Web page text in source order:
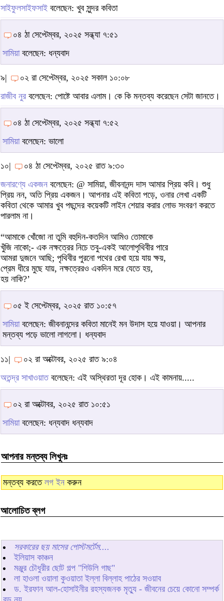
সাইফুলসাইফসাই বলেছেন: খুব সুন্দর কবিতা
০৪ ঠা সেপ্টেম্বর, ২০২৫ সন্ধ্যা ৭:৫১
সামিয়াবলেছেন: ধন্যবাদ
৯|
০২ রা সেপ্টেম্বর, ২০২৫ সকাল ১০:০৮
রাজীব নুর বলেছেন: পোষ্টে আবার এলাম। কে কি মন্তব্য করেছেন সেটা জানতে।
০৪ ঠা সেপ্টেম্বর, ২০২৫ সন্ধ্যা ৭:৫২
সামিয়াবলেছেন: ভালো
১০|
০৪ ঠা সেপ্টেম্বর, ২০২৫ রাত ৯:৩০
জনারণ্যে একজন বলেছেন: @ সামিয়া, জীবনানন্দ দাস আমার প্রিয় কবি। শুধু
প্রিয় নন, অতি প্রিয় একজন। আপনার এই কবিতা পড়ে, ওনার লেখা একটি
কবিতা থেকে আমার খুব পছন্দের কয়েকটি লাইন শেয়ার করার লোভ সংবরণ করতে
পারলাম না।
“আমাকে খোঁজো না তুমি বহুদিন-কতদিন আমিও তোমাকে
খুঁজি নাকো;- এক নক্ষত্রের নিচে তবু-একই আলোপৃথিবীর পারে
আমরা দুজনে আছি; পৃথিবীর পুরনো পথের রেখা হয়ে যায় ক্ষয়,
প্রেম ধীরে মুছে যায়, নক্ষত্রেরও একদিন মরে যেতে হয়,
হয় নাকি?’
০৫ ই সেপ্টেম্বর, ২০২৫ রাত ১০:৫৭
সামিয়াবলেছেন: জীবনানন্দের কবিতা মানেই মন উদাস হয়ে যাওয়া। আপনার
মন্তব্য পড়ে ভালো লাগলো। ধন্যবাদ
১১|
০২ রা অক্টোবর, ২০২৫ রাত ৯:০৪
অতন্দ্র সাখাওয়াতবলেছেন: এই অস্থিরতা দূর হোক। এই কামনায়.....
০২ রা অক্টোবর, ২০২৫ রাত ১০:৫১
সামিয়াবলেছেন: ধন্যবাদ ধন্যবাদ
আপনার মন্তব্য লিখুনঃ
মন্তব্য করতে লগ ইন করুন
আলোচিত ব্লগ
সরকারের ছয় মাসের পোস্টমর্টেম....
ইলিয়াস কাঞ্চন
মঞ্জুর চৌধুরীর ছোট গল্প "শিউলি গাছ"
লা হাওলা ওয়ালা কুওয়াতা ইল্লা বিল্লাহ পাঠের সওয়াব
ড. ইরফান আল-হোসাইনীর রহস্যজনক মৃত্যু - জীবনের চেয়ে কোনো সম্পর্ক